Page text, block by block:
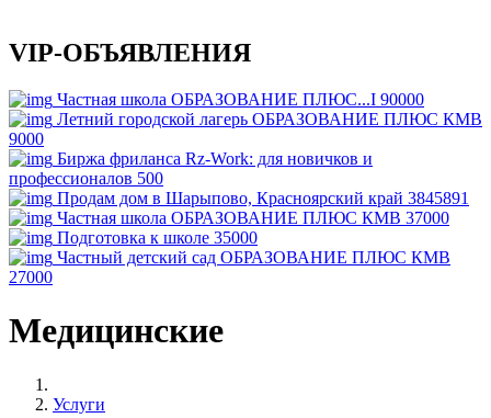
VIP-ОБЪЯВЛЕНИЯ
Частная школа ОБРАЗОВАНИЕ ПЛЮС...I 90000
Летний городской лагерь ОБРАЗОВАНИЕ ПЛЮС КМВ
9000
Биржа фриланса Rz-Work: для новичков и
профессионалов 500
Продам дом в Шарыпово, Красноярский край 3845891
Частная школа ОБРАЗОВАНИЕ ПЛЮС КМВ 37000
Подготовка к школе 35000
Частный детский сад ОБРАЗОВАНИЕ ПЛЮС КМВ
27000
Медицинские
Услуги